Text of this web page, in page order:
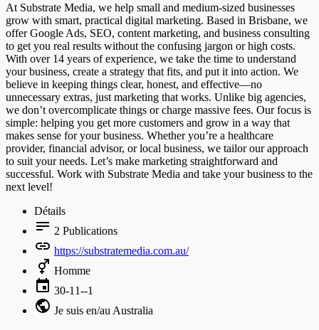
At Substrate Media, we help small and medium-sized businesses
grow with smart, practical digital marketing. Based in Brisbane, we
offer Google Ads, SEO, content marketing, and business consulting
to get you real results without the confusing jargon or high costs.
With over 14 years of experience, we take the time to understand
your business, create a strategy that fits, and put it into action. We
believe in keeping things clear, honest, and effective—no
unnecessary extras, just marketing that works. Unlike big agencies,
we don’t overcomplicate things or charge massive fees. Our focus is
simple: helping you get more customers and grow in a way that
makes sense for your business. Whether you’re a healthcare
provider, financial advisor, or local business, we tailor our approach
to suit your needs. Let’s make marketing straightforward and
successful. Work with Substrate Media and take your business to the
next level!
Détails
2 Publications
https://substratemedia.com.au/
Homme
30-11--1
Je suis en/au Australia